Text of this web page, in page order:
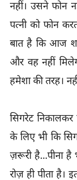
नहीं। उसने फोन
पत्नी को फोन
बात है कि आज
और वह नहीं
हमेशा की तरह।
सिगरेट
के लिए भी कि
ज़रूरी है...पीना है
रोज़ ही पीता